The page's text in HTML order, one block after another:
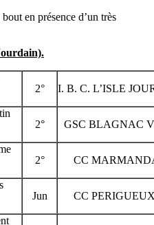
en présence d’un très
2°
I. B. C. L’ISLE
2°
GSC BLAGNAC
2°
CC
Jun
CC